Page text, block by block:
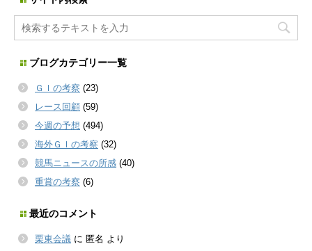
ブログカテゴリー一覧
ＧＩの考察 (23)
レース回顧 (59)
今週の予想 (494)
海外ＧＩの考察 (32)
競馬ニュースの所感 (40)
重賞の考察 (6)
最近のコメント
栗東会議 に 匿名 より